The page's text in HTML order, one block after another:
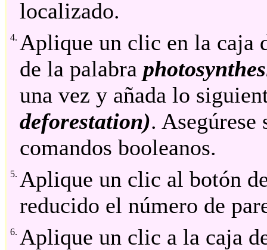
localizado.
4. Aplique un clic en la caja
de la palabra
una vez y añada lo
deforestation). Asegúrese
comandos booleanos.
5. Aplique un clic al botón
reducido el número de
6. Aplique un clic a la caja